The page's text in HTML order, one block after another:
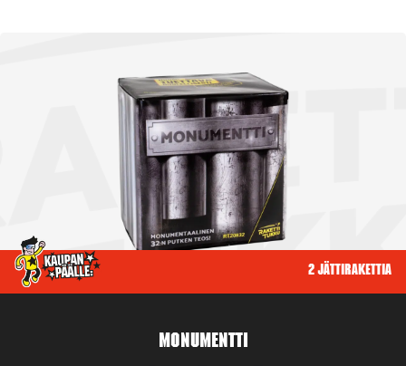
2 jättirakettia
Monumentti